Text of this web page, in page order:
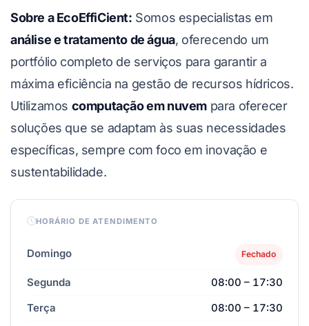
Sobre a EcoEffiCient: Somos especialistas em
análise e tratamento de água, oferecendo um
portfólio completo de serviços para garantir a
máxima eficiência na gestão de recursos hídricos.
Utilizamos computação em nuvem para oferecer
soluções que se adaptam às suas necessidades
específicas, sempre com foco em inovação e
sustentabilidade.
HORÁRIO DE ATENDIMENTO
Domingo Fechado
Segunda
08:00 – 17:30
Terça
08:00 – 17:30